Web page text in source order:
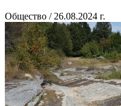
Общество / 26.08.2024 г.